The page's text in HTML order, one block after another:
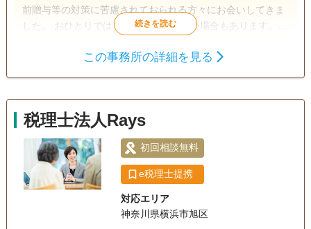
前贈与等の対策に苦慮されておられる方々にお会いしてきま
した。 おひとりでは、中々解決が難しい場合もあります。
います。 お気軽に、ご連絡ください。
相続税申告
土日相談可 初回相談無料 18時以降相談可 事務所面談可
この事務所の詳細を見る
税理士法人Rays
初回相談無料
e税理士提携
対応エリア
神奈川県横浜市旭区